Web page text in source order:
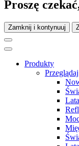
Proszę
Zamknij i kontynuuj
Produkty